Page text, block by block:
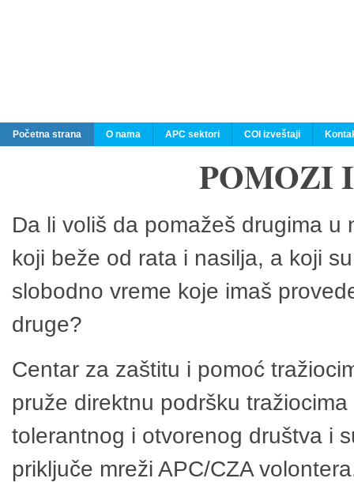
Početna strana O nama APC sektori COI izveštaji
POMOZI
Da li voliš da pomažeš drugima
koji beže od rata i nasilja, a koji
slobodno vreme koje imaš
druge?
Centar za zaštitu i pomoć
pruže direktnu podršku
tolerantnog i otvorenog društva i
priključe mreži APC/CZA